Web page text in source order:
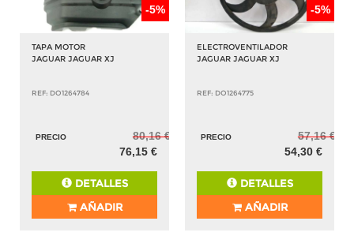
-5%
TAPA MOTOR
JAGUAR JAGUAR XJ
REF: DO1264784
PRECIO
80,16 €
76,15 €
DETALLES
AÑADIR
-5%
ELECTROVENTILADOR
JAGUAR JAGUAR XJ
REF: DO1264775
PRECIO
57,16 €
54,30 €
DETALLES
AÑADIR